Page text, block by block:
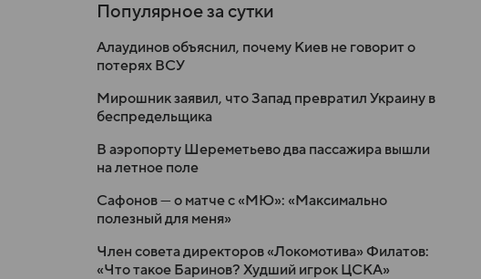
Популярное за сутки
Алаудинов объяснил, почему Киев не говорит о
потерях ВСУ
Мирошник заявил, что Запад превратил Украину в
беспредельщика
В аэропорту Шереметьево два пассажира вышли
на летное поле
Сафонов — о матче с «МЮ»: «Максимально
полезный для меня»
Член совета директоров «Локомотива» Филатов:
«Что такое Баринов? Худший игрок ЦСКА»